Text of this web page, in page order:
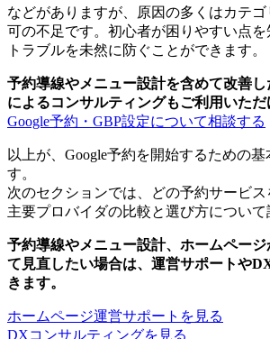
などがありますが、原因の多くはカテ
可の不足です。初心者が困りやすい点を
トラブルを未然に防ぐことができます。
予約導線やメニュー設計を含めて改善
によるコンサルティングもご利用いただ
Google予約・GBP設定について相談する
以上が、Google予約を開始するための
す。
次のセクションでは、どの予約サービス
主要プロバイダの比較と選び方について
予約導線やメニュー設計、ホームペー
て見直したい場合は、運営サポートや
きます。
ホームページ運営サポートを見る
DXコンサルティングを見る